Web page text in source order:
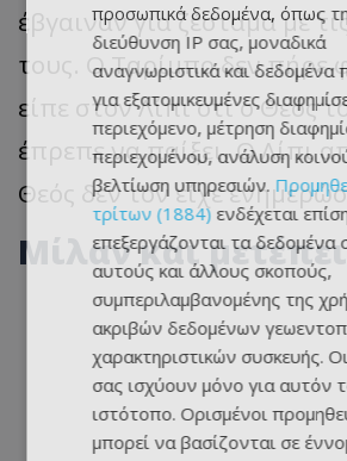
έβγαιναν για ζέσταμα με
τους. Ο Ταρίμπο δεν πήρε
είπε στον Λίπι ότι ο Θεός
έπρεπε να παίξει. Ο Λίπι
Θεός δεν τον είχε
Μίλαν και
προσωπικά δεδομένα, όπως
διεύθυνση IP σας, μοναδικά
αναγνωριστικά και δεδομένα
για εξατομικευμένες
περιεχόμενο, μέτρηση
περιεχομένου, ανάλυση
βελτίωση υπηρεσιών.
τρίτων (1884) ενδέχεται
επεξεργάζονται τα δεδομένα
αυτούς και άλλους σκοπούς,
συμπεριλαμβανομένης της
ακριβών δεδομένων
χαρακτηριστικών συσκευής.
σας ισχύουν μόνο για αυτόν
ιστότοπο. Ορισμένοι
μπορεί να βασίζονται σε